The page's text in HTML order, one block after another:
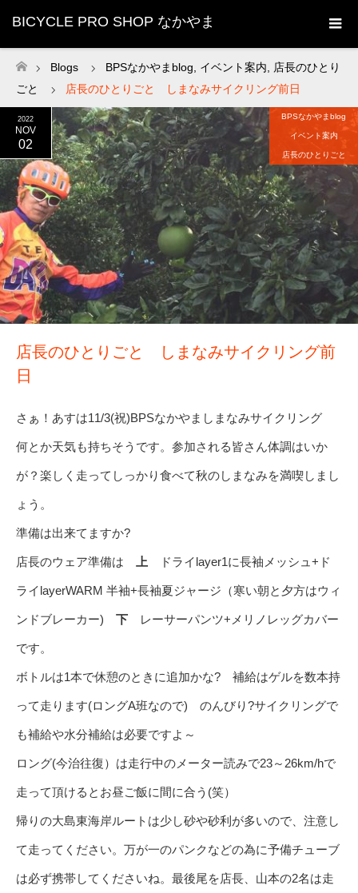
BICYCLE PRO SHOP なかやま
ホーム
Blogs BPSなかやまblog イベント案内
店長のひとり
ごと
店長のひとりごと しまなみサイクリング前日
2022
NOV
02
BPSなかやまblog
イベント案内
店長のひとりごと
店長のひとりごと しまなみサイクリング前
日
さぁ！あすは11/3(祝)BPSなかやましまなみサイクリング
何とか天気も持ちそうです。参加される皆さん体調はいか
が？楽しく走ってしっかり食べて秋のしまなみを満喫しまし
ょう。
準備は出来てますか?
店長のウェア準備は 上 ドライlayer1に長袖メッシュ+ド
ライlayerWARM 半袖+長袖夏ジャージ（寒い朝と夕方はウィ
ンドブレーカー) 下 レーサーパンツ+メリノレッグカバー
です。
ボトルは1本で休憩のときに追加かな? 補給はゲルを数本持
って走ります(ロングA班なので) のんびり?サイクリングで
も補給や水分補給は必要ですよ～
ロング(今治往復）は走行中のメーター読みで23～26km/hで
走って頂けるとお昼ご飯に間に合う(笑）
帰りの大島東海岸ルートは少し砂や砂利が多いので、注意し
て走ってください。万が一のパンクなどの為に予備チューブ
は必ず携帯してくださいね。最後尾を店長、山本の2名は走